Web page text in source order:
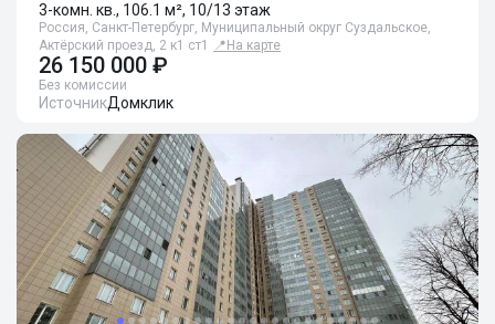
3-комн. кв., 106.1 м², 10/13 этаж
Россия, Санкт-Петербург, Муниципальный округ Суздальское,
Актёрский проезд, 2 к1 ст1
📍 На карте
26 150 000 ₽
Без комиссии
ИсточникДомклик